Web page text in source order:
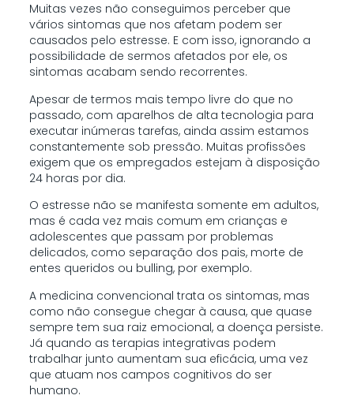
Muitas vezes não conseguimos perceber que
vários sintomas que nos afetam podem ser
causados pelo estresse. E com isso, ignorando a
possibilidade de sermos afetados por ele, os
sintomas acabam sendo recorrentes.
Apesar de termos mais tempo livre do que no
passado, com aparelhos de alta tecnologia para
executar inúmeras tarefas, ainda assim estamos
constantemente sob pressão. Muitas profissões
exigem que os empregados estejam à disposição
24 horas por dia.
O estresse não se manifesta somente em adultos,
mas é cada vez mais comum em crianças e
adolescentes que passam por problemas
delicados, como separação dos pais, morte de
entes queridos ou bulling, por exemplo.
A medicina convencional trata os sintomas, mas
como não consegue chegar à causa, que quase
sempre tem sua raiz emocional, a doença persiste.
Já quando as terapias integrativas podem
trabalhar junto aumentam sua eficácia, uma vez
que atuam nos campos cognitivos do ser
humano.